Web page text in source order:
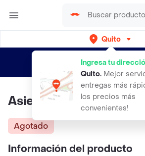
Quito
Ingresa tu
Quito. Mejor
entregas más
los precios más
convenientes!
envíos gratis por semanas
Asiento Para Comer
Agotado
Información del producto